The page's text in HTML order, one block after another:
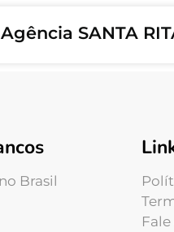
Agência SANTA
Brasil